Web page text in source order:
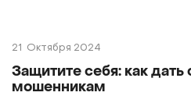
21 Октября 2024
Защитите себя: как
мошенникам